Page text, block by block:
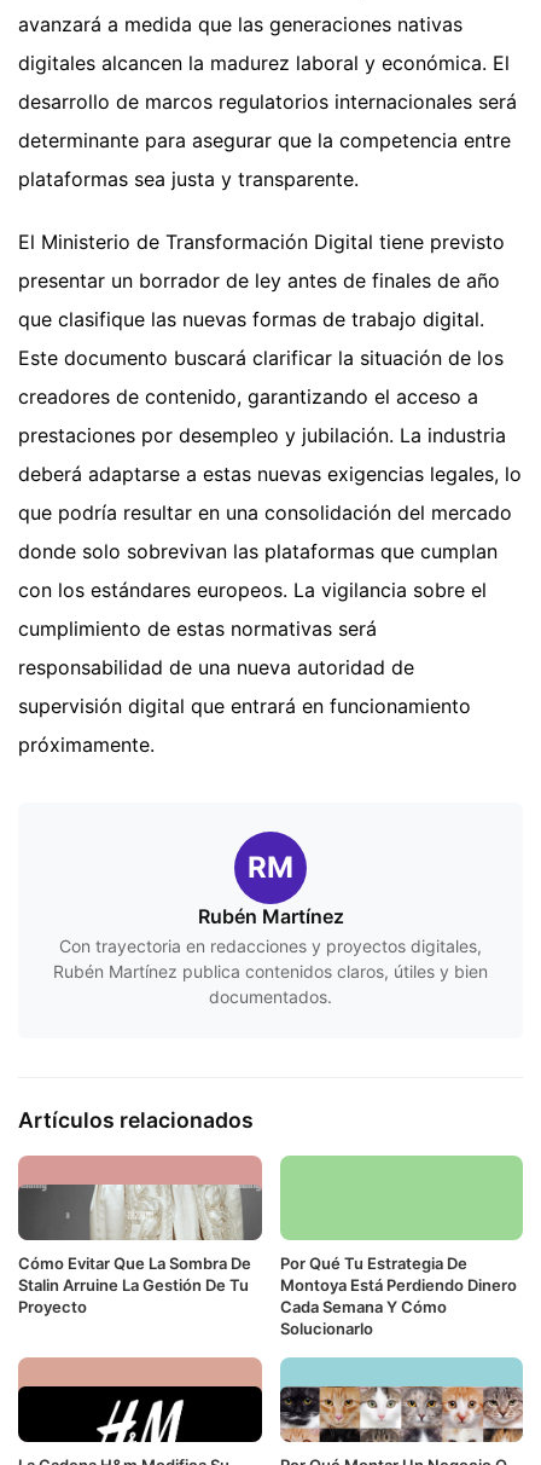
avanzará a medida que las generaciones nativas
digitales alcancen la madurez laboral y económica. El
desarrollo de marcos regulatorios internacionales será
determinante para asegurar que la competencia entre
plataformas sea justa y transparente.
El Ministerio de Transformación Digital tiene previsto
presentar un borrador de ley antes de finales de año
que clasifique las nuevas formas de trabajo digital.
Este documento buscará clarificar la situación de los
creadores de contenido, garantizando el acceso a
prestaciones por desempleo y jubilación. La industria
deberá adaptarse a estas nuevas exigencias legales, lo
que podría resultar en una consolidación del mercado
donde solo sobrevivan las plataformas que cumplan
con los estándares europeos. La vigilancia sobre el
cumplimiento de estas normativas será
responsabilidad de una nueva autoridad de
supervisión digital que entrará en funcionamiento
próximamente.
RM
Rubén Martínez
Con trayectoria en redacciones y proyectos digitales,
Rubén Martínez publica contenidos claros, útiles y bien
documentados.
Artículos relacionados
Cómo Evitar Que La Sombra De
Stalin Arruine La Gestión De Tu
Proyecto
Por Qué Tu Estrategia De
Montoya Está Perdiendo Dinero
Cada Semana Y Cómo
Solucionarlo